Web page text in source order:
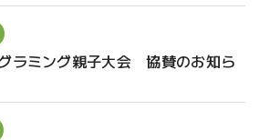
ラミング親子大会 協賛のお知ら